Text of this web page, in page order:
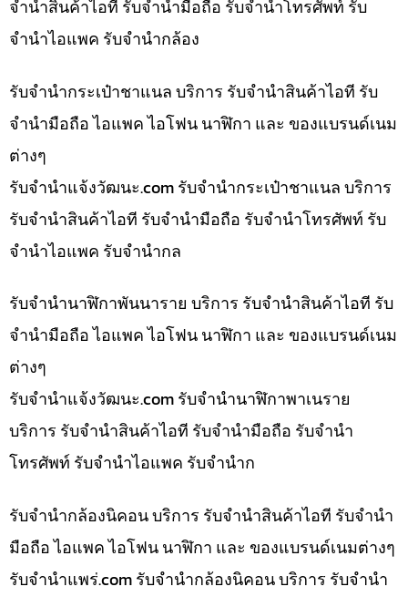
จำนำสินค้าไอที รับจำนำมือถือ รับจำนำโทรศัพท์ รับ
จำนำไอแพค รับจำนำกล้อง
รับจำนำกระเป๋าชาแนล บริการ รับจำนำสินค้าไอที รับ
จำนำมือถือ ไอแพค ไอโฟน นาฬิกา และ ของแบรนด์เนม
ต่างๆ
รับจํานําแจ้งวัฒนะ.com รับจำนำกระเป๋าชาแนล บริการ
รับจำนำสินค้าไอที รับจำนำมือถือ รับจำนำโทรศัพท์ รับ
จำนำไอแพค รับจำนำกล
รับจำนำนาฬิกาพันนาราย บริการ รับจำนำสินค้าไอที รับ
จำนำมือถือ ไอแพค ไอโฟน นาฬิกา และ ของแบรนด์เนม
ต่างๆ
รับจํานําแจ้งวัฒนะ.com รับจำนำนาฬิกาพาเนราย
บริการ รับจำนำสินค้าไอที รับจำนำมือถือ รับจำนำ
โทรศัพท์ รับจำนำไอแพค รับจำนำก
รับจำนำกล้องนิคอน บริการ รับจำนำสินค้าไอที รับจำนำ
มือถือ ไอแพค ไอโฟน นาฬิกา และ ของแบรนด์เนมต่างๆ
รับจํานําแพร่.com รับจำนำกล้องนิคอน บริการ รับจำนำ